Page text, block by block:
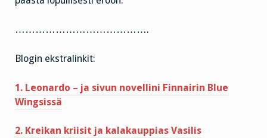
………………………………….
Blogin ekstralinkit:
1. Leonardo – ja sivun novellini Finnairin Blue
Wingsissä
2. Kreikan kriisit ja kalakauppias Vasilis